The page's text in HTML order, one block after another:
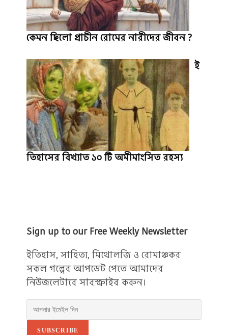
কেমন ছিলো প্রাচীন রোমের নারীদের জীবন ?
ই
তিহাসের বিখ্যাত ১০ টি অমীমাংসিত রহস্য
Sign up to our Free Weekly Newsletter
ইতিহাস, সাহিত্য, মিথোলজি ও রোমাঞ্চকর
সকল গল্পের আপডেট পেতে আমাদের
নিউজলেটারে সাবস্ক্রাইব করুন।
SUBSCRIBE